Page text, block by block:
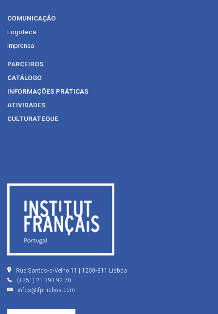
COMUNICAÇÃO
Logoteca
Imprensa
PARCEIROS
CATÁLOGO
INFORMAÇÕES PRÁTICAS
ATIVIDADES
CULTURATEQUE
Rua Santos-o-Velho 11 | 1200-811 Lisboa
(+351) 21 393 92 70
infos@ifp-lisboa.com